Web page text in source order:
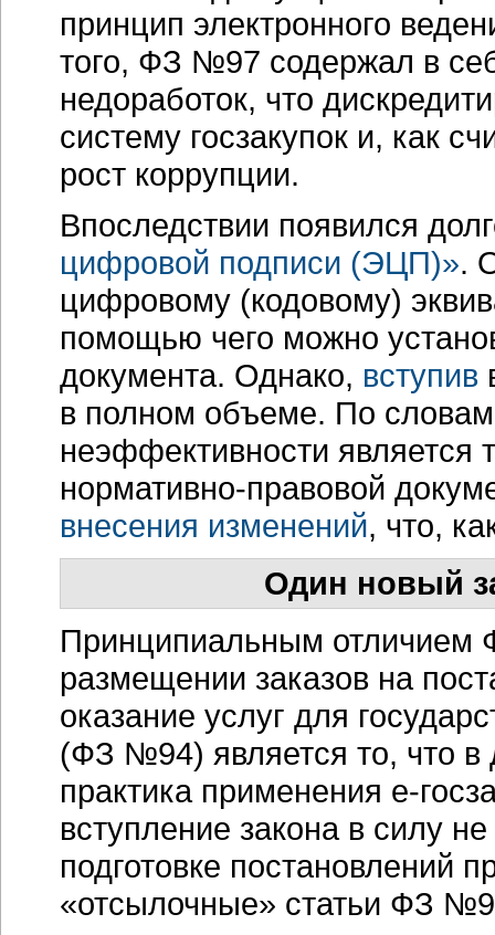
принцип электронного
того, ФЗ №97 содержал в
недоработок, что
систему госзакупок и, как
рост коррупции.
Впоследствии появился
цифровой подписи (ЭЦП)».
цифровому (кодовому)
помощью чего можно
документа. Однако, вступив
в полном объеме. По
неэффективности является
нормативно-правовой
внесения изменений, что,
Один новый
Принципиальным отличием
размещении заказов на
оказание услуг для
(ФЗ №94) является то, что в
практика применения е-
вступление закона в силу
подготовке постановлений
«отсылочные» статьи ФЗ